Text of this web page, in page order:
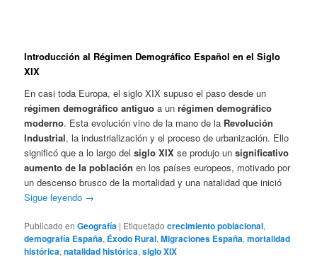
Introducción al Régimen Demográfico Español en el Siglo
XIX
En casi toda Europa, el siglo XIX supuso el paso desde un
régimen demográfico antiguo a unrégimen demográfico
moderno. Esta evolución vino de la mano de la Revolución
Industrial, la industrialización y el proceso de urbanización. Ello
significó que a lo largo delsiglo XIX se produjo unsignificativo
aumento de la población en los países europeos, motivado por
un descenso brusco de la mortalidad y una natalidad que inició
Sigue leyendo →
Publicado en Geografía | Etiquetado crecimiento poblacional,
demografía España, Éxodo Rural,Migraciones España,mortalidad
histórica,natalidad histórica,siglo XIX